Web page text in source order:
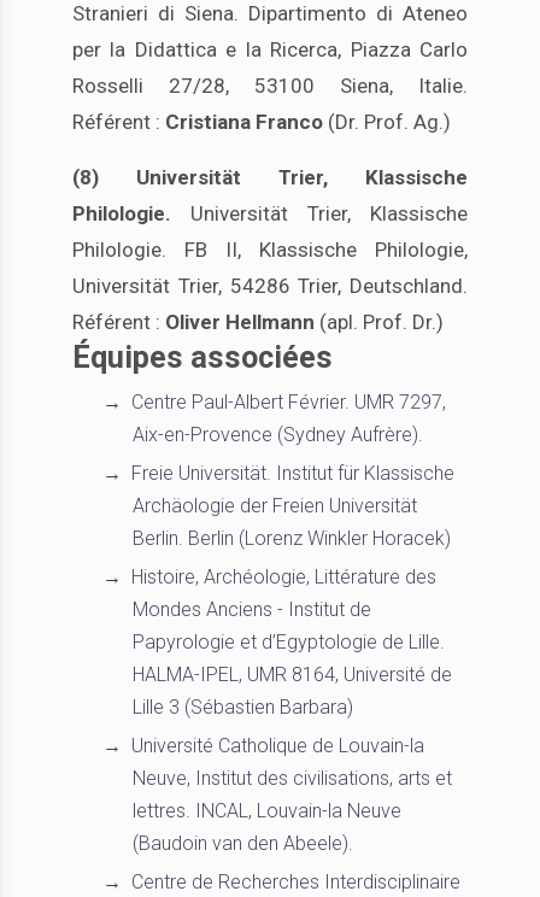
Stranieri di Siena. Dipartimento di Ateneo
per la Didattica e la Ricerca, Piazza Carlo
Rosselli 27/28, 53100 Siena, Italie.
Référent : Cristiana Franco (Dr. Prof. Ag.)
(8) Universität Trier, Klassische
Philologie. Universität Trier, Klassische
Philologie. FB II, Klassische Philologie,
Universität Trier, 54286 Trier, Deutschland.
Référent : Oliver Hellmann (apl. Prof. Dr.)
Équipes associées
Centre Paul-Albert Février. UMR 7297,
Aix-en-Provence (Sydney Aufrère).
Freie Universität. Institut für Klassische
Archäologie der Freien Universität
Berlin. Berlin (Lorenz Winkler Horacek)
Histoire, Archéologie, Littérature des
Mondes Anciens - Institut de
Papyrologie et d’Egyptologie de Lille.
HALMA-IPEL, UMR 8164, Université de
Lille 3 (Sébastien Barbara)
Université Catholique de Louvain-la
Neuve, Institut des civilisations, arts et
lettres. INCAL, Louvain-la Neuve
(Baudoin van den Abeele).
Centre de Recherches Interdisciplinaire